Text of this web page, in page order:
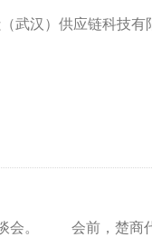
武汉）供应链科技
谈会。 会前，楚商